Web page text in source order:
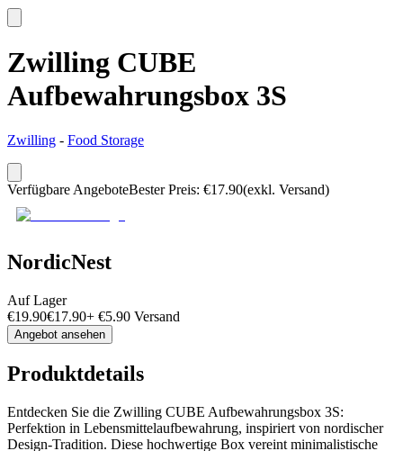
Zwilling CUBE
Aufbewahrungsbox 3S
Zwilling - Food Storage
Verfügbare AngeboteBester Preis: €17.90(exkl. Versand)
NordicNest
Auf Lager
€19.90€17.90+ €5.90 Versand
Angebot ansehen
Produktdetails
Entdecken Sie die Zwilling CUBE Aufbewahrungsbox 3S:
Perfektion in Lebensmittelaufbewahrung, inspiriert von nordischer
Design-Tradition. Diese hochwertige Box vereint minimalistische